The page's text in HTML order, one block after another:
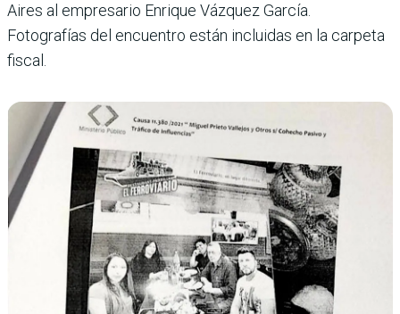
Aires al empresario Enrique Vázquez García.
Fotografías del encuentro están incluidas en la carpeta
fiscal.